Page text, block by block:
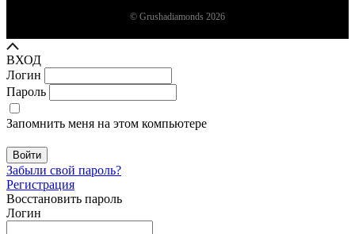
© Grushadiamonds 2026
ВХОД
Логин
Пароль
Запомнить меня на этом компьютере
Войти
Забыли свой пароль?
Регистрация
Восстановить пароль
Логин